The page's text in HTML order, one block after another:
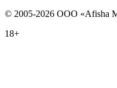
© 2005-2026 ООО «Afisha
18+